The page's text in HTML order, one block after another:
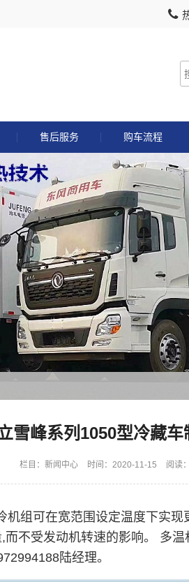
售后服务 购车流程
雪峰系列1050型冷藏
栏目： 新闻中心 时间：2020-11-15 阅读
机组可在宽范围设定温度下实
不受发动机转速的影响。 多
陆经理。